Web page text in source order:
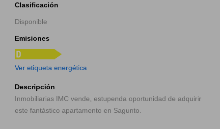
Clasificación
Disponible
Emisiones
Ver etiqueta energética
Descripción
Inmobiliarias IMC vende, estupenda oportunidad de adquirir
este fantástico apartamento en Sagunto.